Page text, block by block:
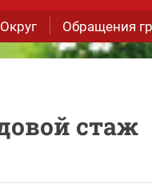
Округ Обращения
стаж